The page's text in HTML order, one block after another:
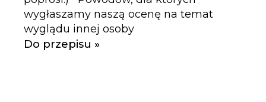
wygłaszamy naszą ocenę na temat
wyglądu innej osoby
Do przepisu »